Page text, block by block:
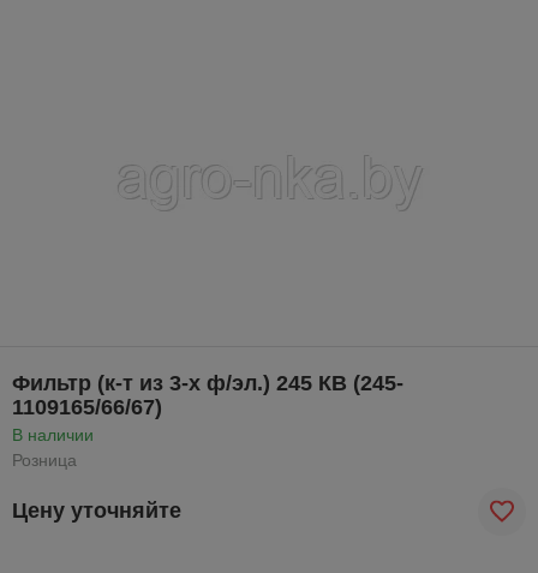
Фильтр (к-т из 3-х ф/эл.) 245 КВ (245-
1109165/66/67)
В наличии
Розница
Цену уточняйте